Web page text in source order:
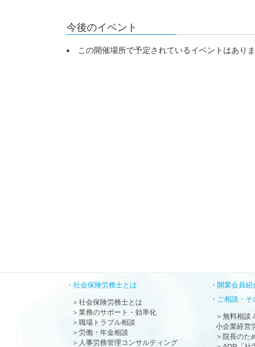
今後のイベント
この開催場所で予定されているイベントはありま
社会保険労務士とは
社会保険労務士とは
業務のサポート・効率化
職場トラブル相談
労働・年金相談
人事労務管理コンサルティング
開業会員紹
ご相談・そ
無料相談
小企業経営
院長のた